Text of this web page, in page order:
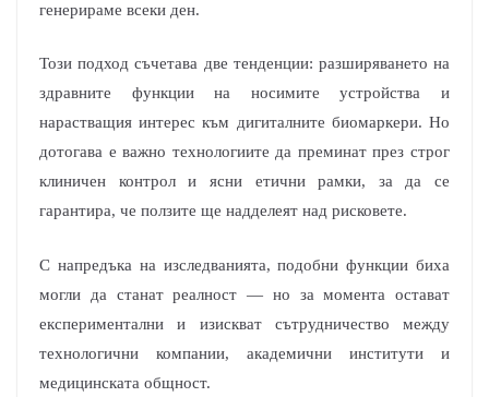
генерираме всеки ден.
Този подход съчетава две тенденции: разширяването на
здравните функции на носимите устройства и
нарастващия интерес към дигиталните биомаркери. Но
дотогава е важно технологиите да преминат през строг
клиничен контрол и ясни етични рамки, за да се
гарантира, че ползите ще надделеят над рисковете.
С напредъка на изследванията, подобни функции биха
могли да станат реалност — но за момента остават
експериментални и изискват сътрудничество между
технологични компании, академични институти и
медицинската общност.